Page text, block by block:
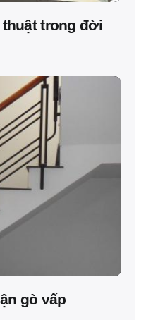
trong đời
gò vấp